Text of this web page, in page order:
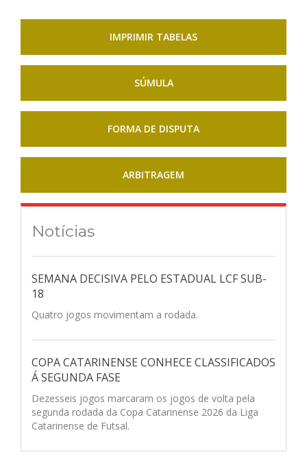
IMPRIMIR TABELAS
SÚMULA
FORMA DE DISPUTA
ARBITRAGEM
Notícias
SEMANA DECISIVA PELO ESTADUAL LCF SUB-
18
Quatro jogos movimentam a rodada.
COPA CATARINENSE CONHECE CLASSIFICADOS
Á SEGUNDA FASE
Dezesseis jogos marcaram os jogos de volta pela
segunda rodada da Copa Catarinense 2026 da Liga
Catarinense de Futsal.